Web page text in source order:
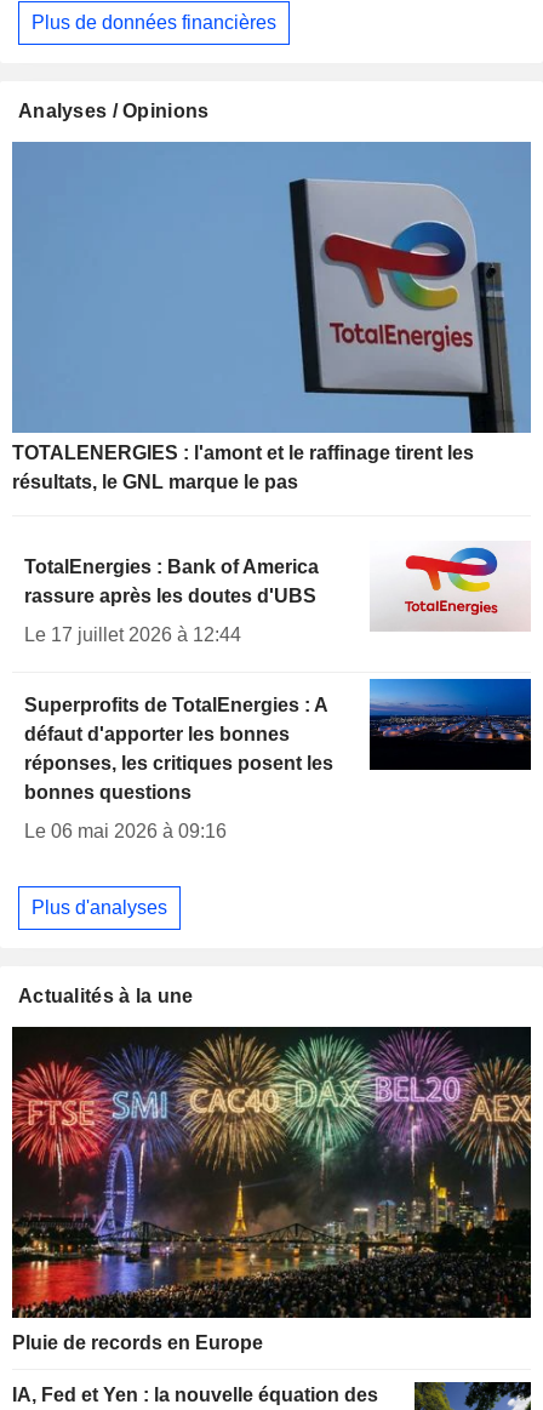
Plus de données financières
Analyses / Opinions
TOTALENERGIES : l'amont et le raffinage tirent les
résultats, le GNL marque le pas
TotalEnergies : Bank of America
rassure après les doutes d'UBS
Le 17 juillet 2026 à 12:44
Superprofits de TotalEnergies : A
défaut d'apporter les bonnes
réponses, les critiques posent les
bonnes questions
Le 06 mai 2026 à 09:16
Plus d'analyses
Actualités à la une
Pluie de records en Europe
IA, Fed et Yen : la nouvelle équation des